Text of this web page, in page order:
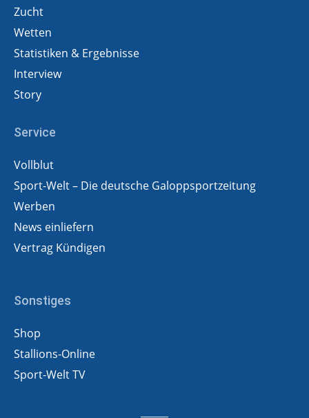
Zucht
Wetten
Statistiken & Ergebnisse
Interview
Story
Service
Vollblut
Sport-Welt – Die deutsche Galoppsportzeitung
Werben
News einliefern
Vertrag Kündigen
Sonstiges
Shop
Stallions-Online
Sport-Welt TV